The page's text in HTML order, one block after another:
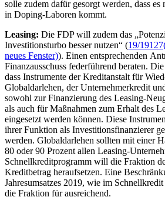
solle zudem dafür gesorgt werden, dass es
in Doping-Laboren kommt.
Leasing: Die FDP will zudem das
Investitionsturbo besser nutzen“ (19/19127
neues Fenster)). Einen entsprechenden
Finanzausschuss federführend beraten.
dass Instrumente der Kreditanstalt für
Globaldarlehen, der Unternehmerkredit
sowohl zur Finanzierung des Leasing-
als auch für Maßnahmen zum Erhalt des
eingesetzt werden können. Diese
ihrer Funktion als Investitionsfinanzierer
werden. Globaldarlehen sollten mit einer
80 oder 90 Prozent allen Leasing-
Schnellkreditprogramm will die Fraktion
Kreditbetrag heraufsetzen. Eine
Jahresumsatzes 2019, wie im
die Fraktion für ausreichend.